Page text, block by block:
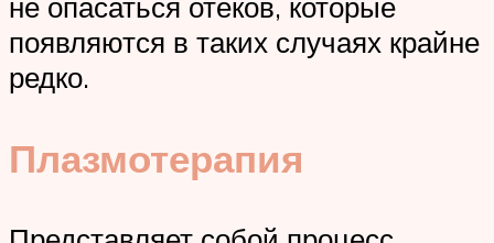
не опасаться отеков, которые
появляются в таких случаях крайне
редко.
Плазмотерапия